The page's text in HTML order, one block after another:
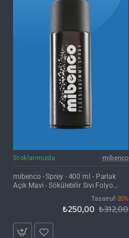
İNDIRIM'DE
Stoklarımızda mibenco
mibenco - Sprey - 400 ml - Parlak
Açık Mavi - Sökülebilir Sıvı Folyo
Tasarruf-20%
₺250,00 ₺312,00